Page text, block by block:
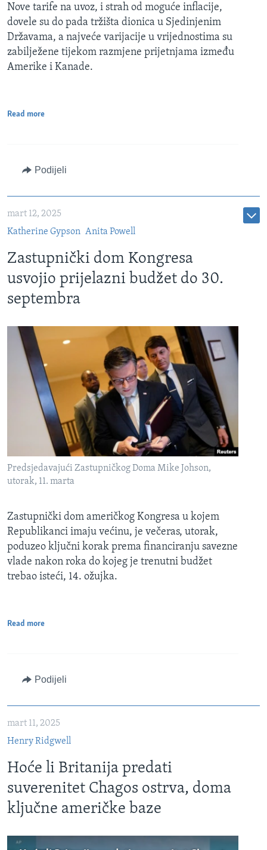
Nove tarife na uvoz, i strah od moguće inflacije,
dovele su do pada tržišta dionica u Sjedinjenim
Državama, a najveće varijacije u vrijednostima su
zabilježene tijekom razmjene prijetnjama između
Amerike i Kanade.
Read more
Podijeli
mart 12, 2025
Katherine Gypson Anita Powell
Zastupnički dom Kongresa
usvojio prijelazni budžet do 30.
septembra
Predsjedavajući Zastupničkog Doma Mike Johson,
utorak, 11. marta
Zastupnički dom američkog Kongresa u kojem
Republikanci imaju većinu, je večeras, utorak,
poduzeo ključni korak prema financiranju savezne
vlade nakon roka do kojeg je trenutni budžet
trebao isteći, 14. ožujka.
Read more
Podijeli
mart 11, 2025
Henry Ridgwell
Hoće li Britanija predati
suverenitet Chagos ostrva, doma
ključne američke baze